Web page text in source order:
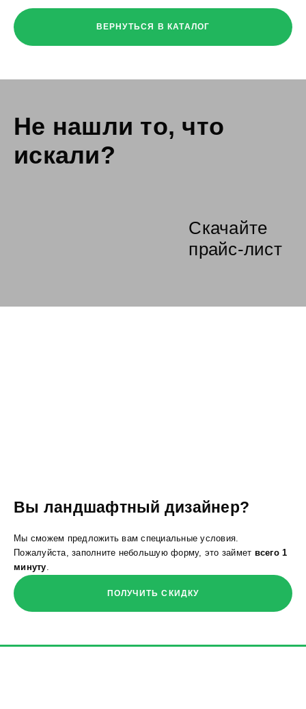
ВЕРНУТЬСЯ В КАТАЛОГ
Не нашли то, что
искали?
Скачайте
прайс-лист
Вы ландшафтный дизайнер?
Мы сможем предложить вам специальные условия.
Пожалуйста, заполните небольшую форму, это займет всего 1
минуту
ПОЛУЧИТЬ СКИДКУ